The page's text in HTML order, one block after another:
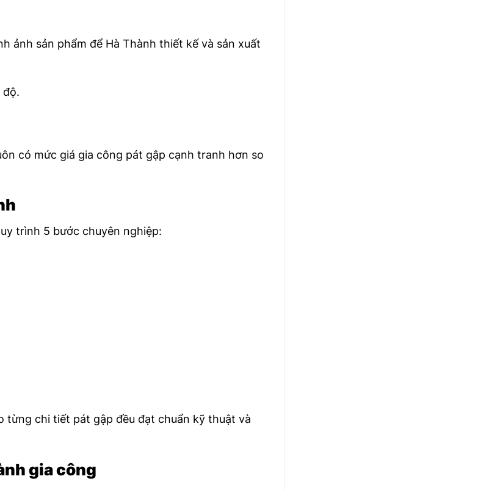
ảnh sản phẩm để Hà Thành thiết kế và sản xuất
độ.
có mức giá gia công pát gập cạnh tranh hơn so
trình 5 bước chuyên nghiệp:
từng chi tiết pát gập đều đạt chuẩn kỹ thuật và
gia công